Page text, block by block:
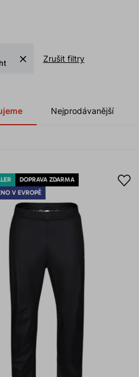
Zrušit filtry
Nejprodávanější
DOPRAVA ZDARMA
V EVROPĚ